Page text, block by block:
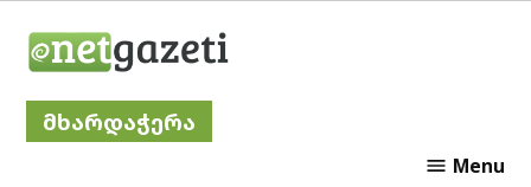
მხარდაჭერა
Menu